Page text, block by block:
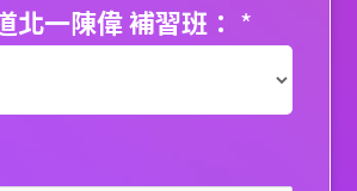
北一陳偉 補習班： *